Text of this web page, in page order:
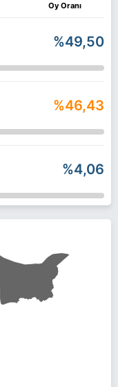
Oy Oranı
%49,50
%46,43
%4,06